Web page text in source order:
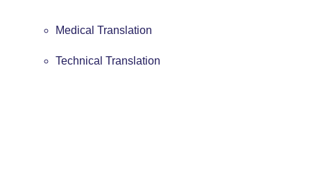
Medical Translation
Technical Translation